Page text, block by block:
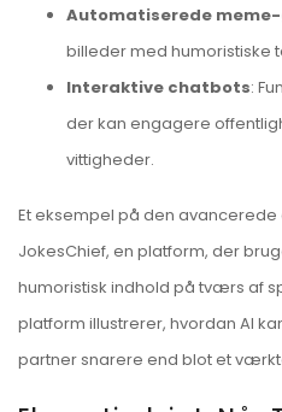
Automatiserede
billeder med humoristiske
Interaktive chatbots:
der kan engagere
vittigheder.
Et eksempel på den
JokesChief, en platform, der
humoristisk indhold på tværs af
platform illustrerer, hvordan AI
partner snarere end blot et